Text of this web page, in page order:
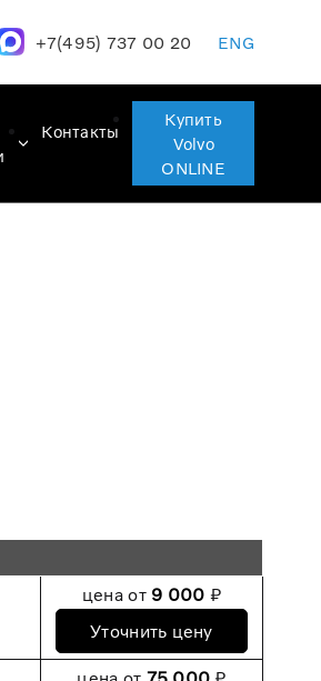
+7(495) 737 00 20 ENG
Контакты
Купить
Volvo
ONLINE
цена от 9 000 ₽
Уточнить цену